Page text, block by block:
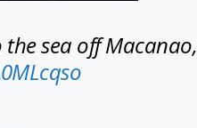
the sea off Macanao,